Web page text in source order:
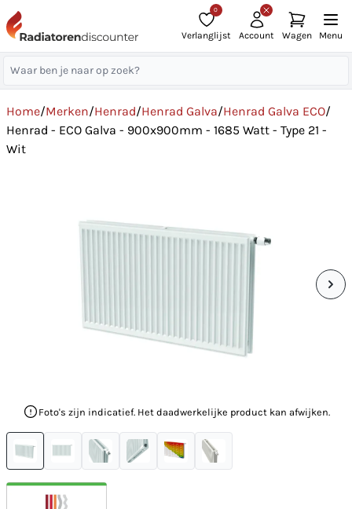
0
Verlanglijst Account Wagen Menu
Home/Merken/Henrad/Henrad Galva/Henrad Galva ECO/
Henrad - ECO Galva - 900x900mm - 1685 Watt - Type 21 -
Wit
Foto's zijn indicatief. Het daadwerkelijke product kan afwijken.